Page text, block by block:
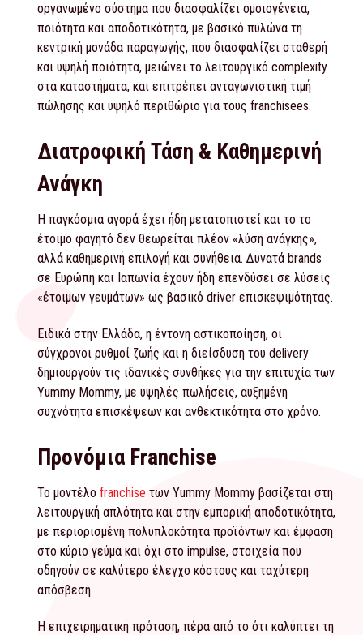
οργανωμένο σύστημα που διασφαλίζει ομοιογένεια,
ποιότητα και αποδοτικότητα, με βασικό πυλώνα τη
κεντρική μονάδα παραγωγής, που διασφαλίζει σταθερή
και υψηλή ποιότητα, μειώνει το λειτουργικό complexity
στα καταστήματα, και επιτρέπει ανταγωνιστική τιμή
πώλησης και υψηλό περιθώριο για τους franchisees.
Διατροφική Τάση & Καθημερινή
Ανάγκη
Η παγκόσμια αγορά έχει ήδη μετατοπιστεί και το το
έτοιμο φαγητό δεν θεωρείται πλέον «λύση ανάγκης»,
αλλά καθημερινή επιλογή και συνήθεια. Δυνατά brands
σε Ευρώπη και Ιαπωνία έχουν ήδη επενδύσει σε λύσεις
«έτοιμων γευμάτων» ως βασικό driver επισκεψιμότητας.
Ειδικά στην Ελλάδα, η έντονη αστικοποίηση, οι
σύγχρονοι ρυθμοί ζωής και η διείσδυση του delivery
δημιουργούν τις ιδανικές συνθήκες για την επιτυχία των
Yummy Mommy, με υψηλές πωλήσεις, αυξημένη
συχνότητα επισκέψεων και ανθεκτικότητα στο χρόνο.
Προνόμια Franchise
Το μοντέλο franchise των Yummy Mommy βασίζεται στη
λειτουργική απλότητα και στην εμπορική αποδοτικότητα,
με περιορισμένη πολυπλοκότητα προϊόντων και έμφαση
στο κύριο γεύμα και όχι στο impulse, στοιχεία που
οδηγούν σε καλύτερο έλεγχο κόστους και ταχύτερη
απόσβεση.
Η επιχειρηματική πρόταση, πέρα από το ότι καλύπτει τη